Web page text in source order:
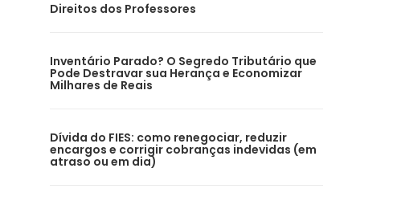
Direitos dos Professores
Inventário Parado? O Segredo Tributário que
Pode Destravar sua Herança e Economizar
Milhares de Reais
Dívida do FIES: como renegociar, reduzir
encargos e corrigir cobranças indevidas (em
atraso ou em dia)